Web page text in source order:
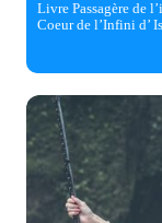
Livre Passagère de
Coeur de l’Infini d’